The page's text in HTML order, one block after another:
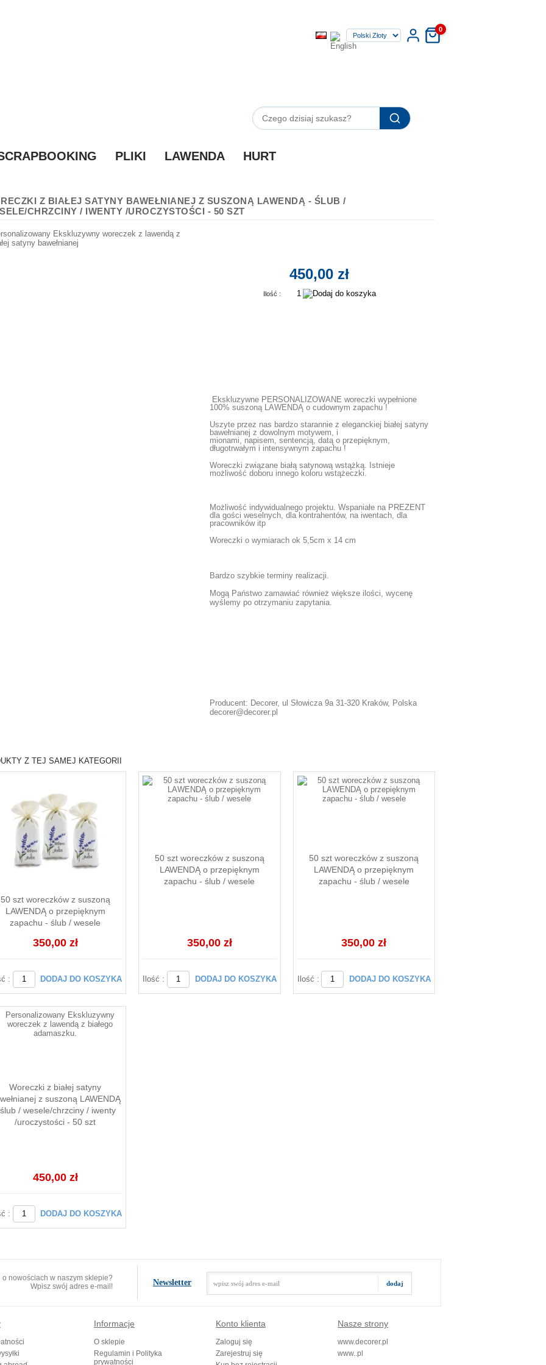
0
PLIKI LAWENDA HURT
Z BIAŁEJ SATYNY BAWEŁNIANEJ Z SUSZONĄ LAWENDĄ - ŚLUB /
CHRZCINY / IWENTY /UROCZYSTOŚCI - 50 SZT
450,00 zł
Ilość :
Ekskluzywne PERSONALIZOWANE woreczki wypełnione
100% suszoną LAWENDĄ o cudownym zapachu !
Uszyte przez nas bardzo starannie z eleganckiej białej satyny
bawełnianej z dowolnym motywem, i
mionami, napisem, sentencją, datą o przepięknym,
długotrwałym i intensywnym zapachu !
Woreczki związane białą satynową wstążką. Istnieje
możliwość doboru innego koloru wstążeczki.
Możliwość indywidualnego projektu. Wspaniałe na PREZENT
dla gości weselnych, dla kontrahentów, na iwentach, dla
pracowników itp
Woreczki o wymiarach ok 5,5cm x 14 cm
Bardzo szybkie terminy realizacji.
Mogą Państwo zamawiać również większe ilości, wycenę
wyślemy po otrzymaniu zapytania.
Producent: Decorer, ul Słowicza 9a 31-320 Kraków, Polska
decorer@decorer.pl
Z TEJ SAMEJ KATEGORII
50 szt woreczków z suszoną
LAWENDĄ o przepięknym
zapachu - ślub / wesele
350,00 zł
: DODAJ DO KOSZYKA
50 szt woreczków z suszoną
LAWENDĄ o przepięknym
zapachu - ślub / wesele
350,00 zł
Ilość : DODAJ DO KOSZYKA
50 szt woreczków z suszoną
LAWENDĄ o przepięknym
zapachu - ślub / wesele
350,00 zł
Ilość : DODAJ DO KOSZYKA
Woreczki z białej satyny
z suszoną LAWENDĄ
/ wesele/chrzciny / iwenty
/uroczystości - 50 szt
450,00 zł
: DODAJ DO KOSZYKA
nowościach w naszym sklepie?
Wpisz swój adres e-mail!
Newsletter
Informacje
O sklepie
Regulamin i Polityka
prywatności
Konto klienta
Zaloguj się
Zarejestruj się
Nasze strony
www.decorer.pl
www..pl